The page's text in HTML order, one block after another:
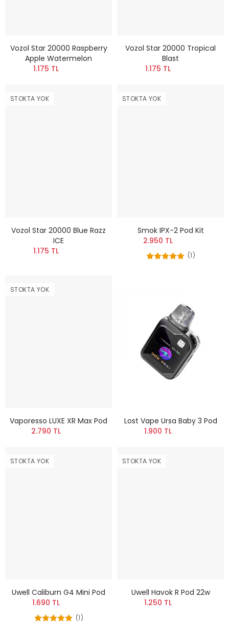
Vozol Star 20000 Raspberry
Apple Watermelon
1.175 TL
Vozol Star 20000 Tropical
Blast
1.175 TL
STOKTA YOK
Vozol Star 20000 Blue Razz
ICE
1.175 TL
STOKTA YOK
Smok IPX-2 Pod Kit
2.950 TL
(1)
STOKTA YOK
Vaporesso LUXE XR Max Pod
2.790 TL
Lost Vape Ursa Baby 3 Pod
1.900 TL
STOKTA YOK
Uwell Caliburn G4 Mini Pod
1.690 TL
(1)
STOKTA YOK
Uwell Havok R Pod 22w
1.250 TL